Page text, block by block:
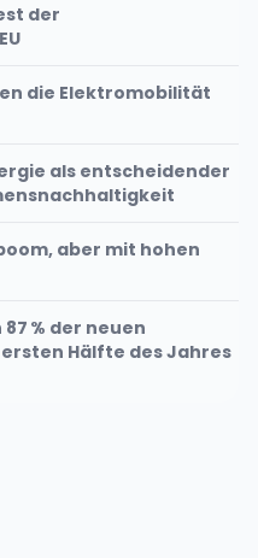
der
die Elektromobilität
als entscheidender
aber mit hohen
% der neuen
Hälfte des Jahres